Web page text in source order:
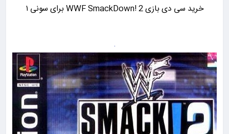
خرید سی دی بازی WWF SmackDown! 2 برای سونی ۱